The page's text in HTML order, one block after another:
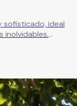
sofisticado, ideal
inolvidables.
perfecto